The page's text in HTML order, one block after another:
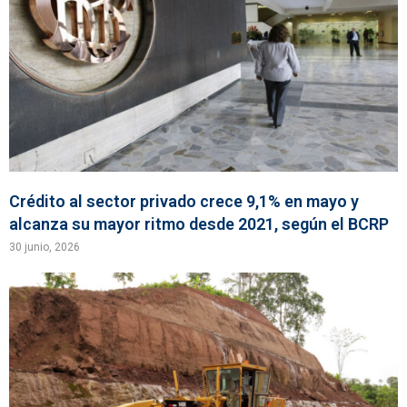
Crédito al sector privado crece 9,1% en mayo y
alcanza su mayor ritmo desde 2021, según el BCRP
30 junio, 2026